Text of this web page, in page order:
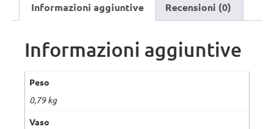
Informazioni aggiuntive Recensioni (0)
Informazioni aggiuntive
Peso
0,79 kg
Vaso